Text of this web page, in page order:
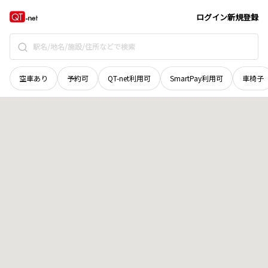
ログイン新規登録
空車あり 予約可 QT-net利用可 SmartPay利用可 車椅子
岩手県